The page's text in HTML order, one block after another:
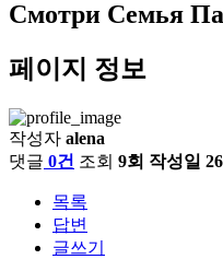
Смотри Семья
페이지 정보
작성자 alena
댓글 0건 조회 9회 작성일
목록
답변
글쓰기